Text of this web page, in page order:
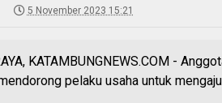
5 November 2023 15:21
KATAMBUNGNEWS.COM -
pelaku usaha untuk